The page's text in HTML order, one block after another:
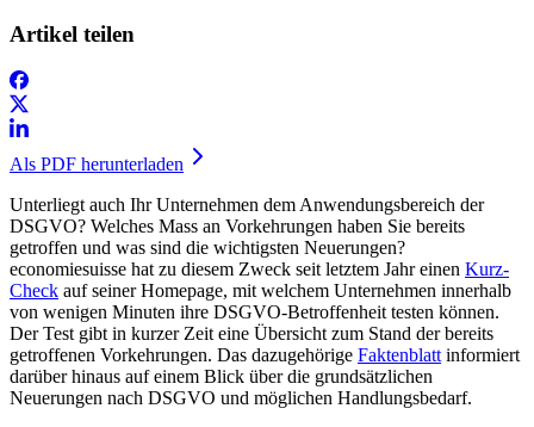
Artikel teilen
Als PDF herunterladen
Unterliegt auch Ihr Unternehmen dem Anwendungsbereich der
DSGVO? Welches Mass an Vorkehrungen haben Sie bereits
getroffen und was sind die wichtigsten Neuerungen?
economiesuisse hat zu diesem Zweck seit letztem Jahr einen Kurz-
Check auf seiner Homepage, mit welchem Unternehmen innerhalb
von wenigen Minuten ihre DSGVO-Betroffenheit testen können.
Der Test gibt in kurzer Zeit eine Übersicht zum Stand der bereits
getroffenen Vorkehrungen. Das dazugehörige Faktenblatt informiert
darüber hinaus auf einem Blick über die grundsätzlichen
Neuerungen nach DSGVO und möglichen Handlungsbedarf.